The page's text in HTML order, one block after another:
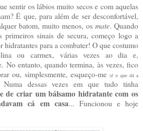
sentir os lábios muito secos e com aquelas
É que, para além de ser desconfortável,
batom, muito menos, os mate. Quando
primeiros sinais de secura, começo logo a
hidratantes para a combater! O que costumo
ou carmex, várias vezes ao dia e,
No entanto, quando termina, às vezes, fico
ou, simplesmente, esqueço-me (é o que dá a
dessas vezes em que tudo tinha
de criar um bálsamo hidratante com os
cá em casa... Funcionou e hoje